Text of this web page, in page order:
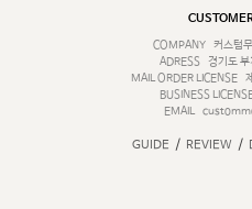
COMPANY
커스텀
ADRESS
경기도
MAIL ORDER LICENSE
BUSINESS
EMAIL
GUIDE / REVIEW /